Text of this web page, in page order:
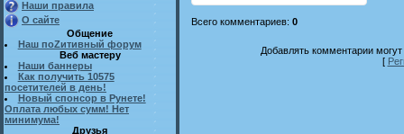
Наши правила
О сайте
Общение
Наш поZитивный форум
Веб мастеру
Наши баннеры
Как получить 10575
посетителей в день!
Новый спонсор в Рунете!
Оплата любых сумм! Нет
минимума!
Друзья
Всего комментариев: 0
Добавлять комментарии
[